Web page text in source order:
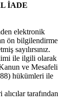
İADE
elektronik
ön bilgilendirme
sayılırsınız.
ile ilgili olarak
ve Mesafeli
hükümleri ile
tarafından